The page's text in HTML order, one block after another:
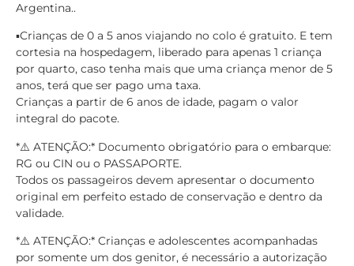
Argentina..
▪️Crianças de 0 a 5 anos viajando no colo é gratuito. E tem
cortesia na hospedagem, liberado para apenas 1 criança
por quarto, caso tenha mais que uma criança menor de 5
anos, terá que ser pago uma taxa.
Crianças a partir de 6 anos de idade, pagam o valor
integral do pacote.
*⚠️ ATENÇÃO:* Documento obrigatório para o embarque:
RG ou CIN ou o PASSAPORTE.
Todos os passageiros devem apresentar o documento
original em perfeito estado de conservação e dentro da
validade.
*⚠️ ATENÇÃO:* Crianças e adolescentes acompanhadas
por somente um dos genitor, é necessário a autorização